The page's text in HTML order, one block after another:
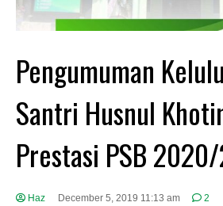
Pengumuman
Santri Husnul
Prestasi PSB
Haz December 5, 2019 11:13 am 2